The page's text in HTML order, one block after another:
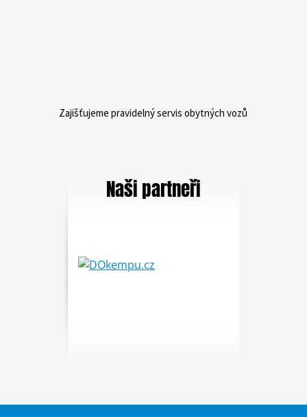
Zajišťujeme pravidelný servis obytných vozů
Naši partneři